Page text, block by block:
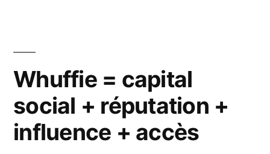
Whuffie = capital
social + réputation +
influence + accès